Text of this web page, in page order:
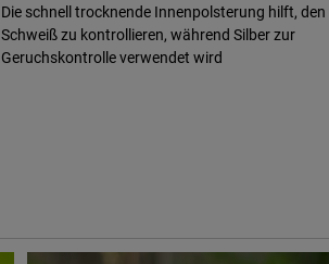
Die schnell trocknende Innenpolsterung hilft, den
Schweiß zu kontrollieren, während Silber zur
Geruchskontrolle verwendet wird